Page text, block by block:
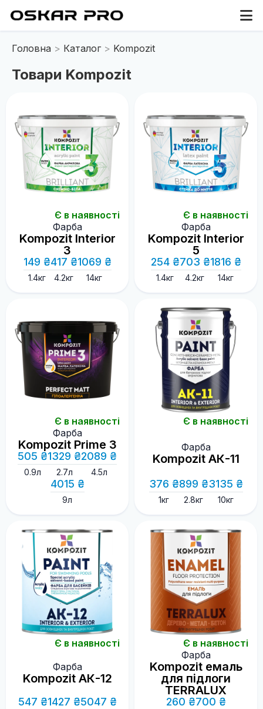
Головна Каталог Kompozit
Товари Kompozit
Є в наявності
Фарба
Kompozit Interior
3
149 ₴
1.4кг
417 ₴
4.2кг
1069 ₴
14кг
Є в наявності
Фарба
Kompozit Interior
5
254 ₴
1.4кг
703 ₴
4.2кг
1816 ₴
14кг
Є в наявності
Фарба
Kompozit Prime 3
505 ₴
0.9л
1329 ₴
2.7л
2089 ₴
4.5л
4015 ₴
9л
Є в наявності
Фарба
Kompozit АК-11
376 ₴
1кг
899 ₴
2.8кг
3135 ₴
10кг
Є в наявності
Фарба
Kompozit АК-12
547 ₴1427 ₴5047 ₴
Є в наявності
Фарба
Kompozit емаль
для підлоги
TERRALUX
260 ₴700 ₴